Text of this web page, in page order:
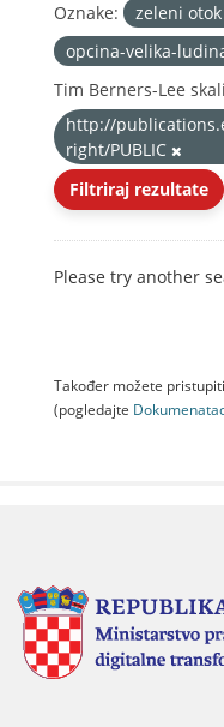
Oznake: zeleni otok
opcina-velika-
Tim Berners-Lee
http://
right/PUBLIC
Filtriraj rezultate
Please try another
Također možete
(pogledajte